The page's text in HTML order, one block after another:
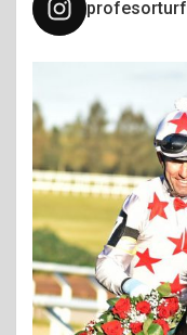
profesorturf